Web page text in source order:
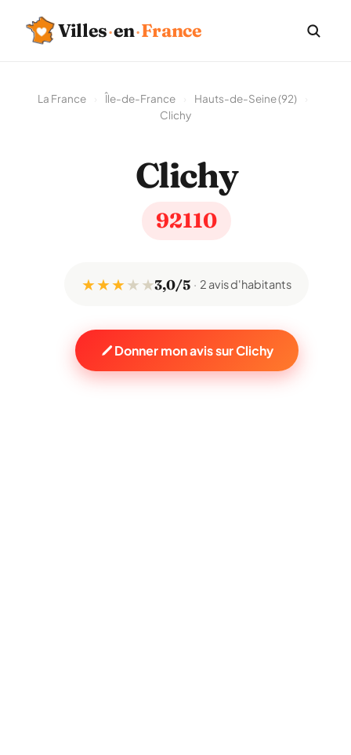
Villes·en·France
La France Île-de-France Hauts-de-Seine (92)
Clichy
Clichy
92110
★ ★ ★★ ★3,0/5 2 avis d'habitants
Donner mon avis sur Clichy